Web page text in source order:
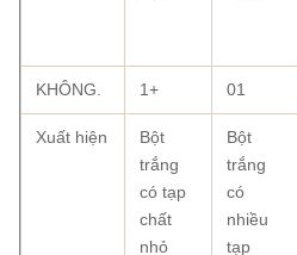
KHÔNG. 1+ 01
Xuất hiện
Bột
trắng
có tạp
chất
nhỏ
Bột
trắng
có
nhiều
tạp